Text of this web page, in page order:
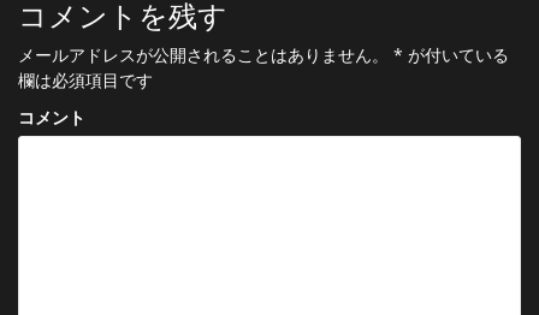
ゲ
ー
シ
コメントを残す
メールアドレスが公開されることはありません。 * が付いている
欄は必須項目です
コメント